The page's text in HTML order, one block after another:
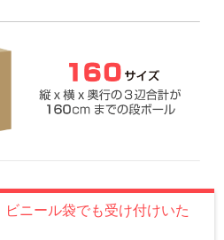
ビニール袋でも受け付けいた